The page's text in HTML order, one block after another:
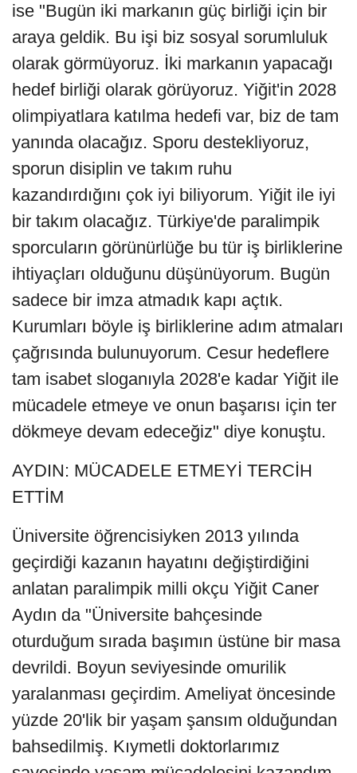
ise "Bugün iki markanın güç birliği için bir
araya geldik. Bu işi biz sosyal sorumluluk
olarak görmüyoruz. İki markanın yapacağı
hedef birliği olarak görüyoruz. Yiğit'in 2028
olimpiyatlara katılma hedefi var, biz de tam
yanında olacağız. Sporu destekliyoruz,
sporun disiplin ve takım ruhu
kazandırdığını çok iyi biliyorum. Yiğit ile iyi
bir takım olacağız. Türkiye'de paralimpik
sporcuların görünürlüğe bu tür iş birliklerine
ihtiyaçları olduğunu düşünüyorum. Bugün
sadece bir imza atmadık kapı açtık.
Kurumları böyle iş birliklerine adım atmaları
çağrısında bulunuyorum. Cesur hedeflere
tam isabet sloganıyla 2028'e kadar Yiğit ile
mücadele etmeye ve onun başarısı için ter
dökmeye devam edeceğiz" diye konuştu.
AYDIN: MÜCADELE ETMEYİ TERCİH
ETTİM
Üniversite öğrencisiyken 2013 yılında
geçirdiği kazanın hayatını değiştirdiğini
anlatan paralimpik milli okçu Yiğit Caner
Aydın da "Üniversite bahçesinde
oturduğum sırada başımın üstüne bir masa
devrildi. Boyun seviyesinde omurilik
yaralanması geçirdim. Ameliyat öncesinde
yüzde 20'lik bir yaşam şansım olduğundan
bahsedilmiş. Kıymetli doktorlarımız